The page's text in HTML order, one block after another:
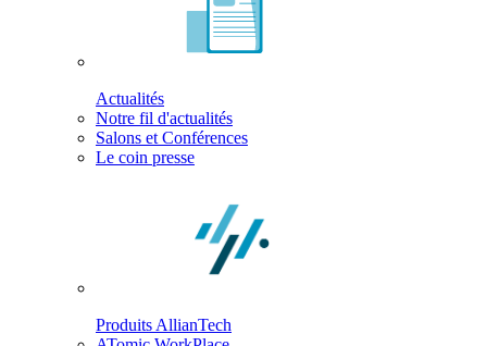
Actualités
Notre fil d'actualités
Salons et Conférences
Le coin presse
Produits AllianTech